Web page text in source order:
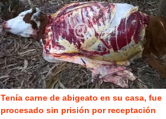
Tenía carne de abigeato en su casa, fue
procesado sin prisión por receptación